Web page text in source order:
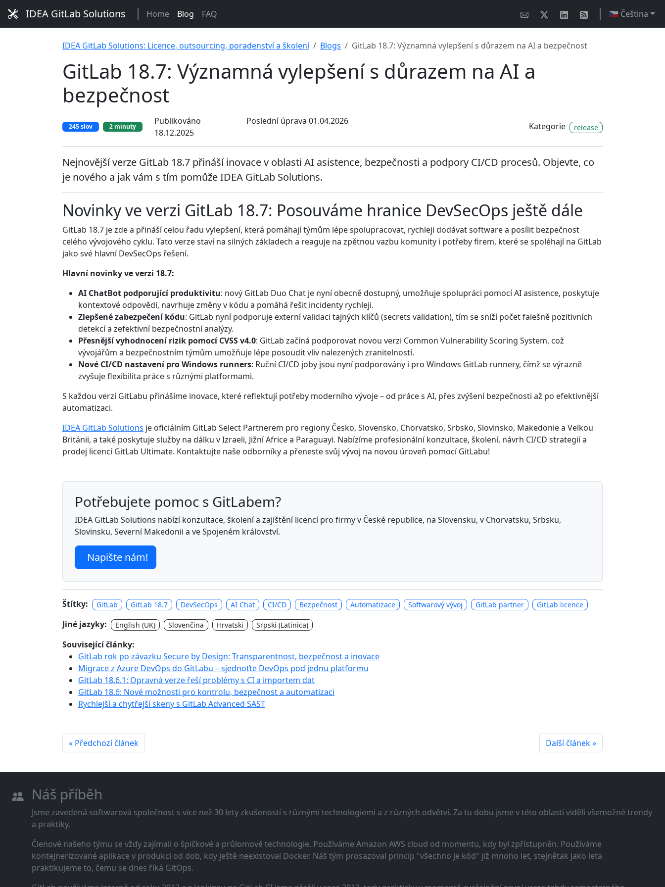
IDEA GitLab Solutions Home Blog FAQ 🇨🇿 Čeština
IDEA GitLab Solutions: Licence, outsourcing, poradenství a školení Blogs GitLab 18.7: Významná vylepšení s důrazem na AI a bezpečnost
GitLab 18.7: Významná vylepšení s důrazem na AI a
bezpečnost
245 slov 2 minuty
Publikováno
18.12.2025
Poslední úprava 01.04.2026
Kategorie release
Nejnovější verze GitLab 18.7 přináší inovace v oblasti AI asistence, bezpečnosti a podpory CI/CD procesů. Objevte, co
je nového a jak vám s tím pomůže IDEA GitLab Solutions.
Novinky ve verzi GitLab 18.7: Posouváme hranice DevSecOps ještě dále
GitLab 18.7 je zde a přináší celou řadu vylepšení, která pomáhají týmům lépe spolupracovat, rychleji dodávat software a posílit bezpečnost
celého vývojového cyklu. Tato verze staví na silných základech a reaguje na zpětnou vazbu komunity i potřeby firem, které se spoléhají na GitLab
jako své hlavní DevSecOps řešení.
Hlavní novinky ve verzi 18.7:
AI ChatBot podporující produktivitu: nový GitLab Duo Chat je nyní obecně dostupný, umožňuje spolupráci pomocí AI asistence, poskytuje
kontextové odpovědi, navrhuje změny v kódu a pomáhá řešit incidenty rychleji.
Zlepšené zabezpečení kódu: GitLab nyní podporuje externí validaci tajných klíčů (secrets validation), tím se sníží počet falešně pozitivních
detekcí a zefektivní bezpečnostní analýzy.
Přesnější vyhodnocení rizik pomocí CVSS v4.0: GitLab začíná podporovat novou verzi Common Vulnerability Scoring System, což
vývojářům a bezpečnostním týmům umožňuje lépe posoudit vliv nalezených zranitelností.
Nové CI/CD nastavení pro Windows runners: Ruční CI/CD joby jsou nyní podporovány i pro Windows GitLab runnery, čímž se výrazně
zvyšuje flexibilita práce s různými platformami.
S každou verzí GitLabu přinášíme inovace, které reflektují potřeby moderního vývoje – od práce s AI, přes zvýšení bezpečnosti až po efektivnější
automatizaci.
IDEA GitLab Solutions je oficiálním GitLab Select Partnerem pro regiony Česko, Slovensko, Chorvatsko, Srbsko, Slovinsko, Makedonie a Velkou
Británii, a také poskytuje služby na dálku v Izraeli, Jižní Africe a Paraguayi. Nabízíme profesionální konzultace, školení, návrh CI/CD strategií a
prodej licencí GitLab Ultimate. Kontaktujte naše odborníky a přeneste svůj vývoj na novou úroveň pomocí GitLabu!
Potřebujete pomoc s GitLabem?
IDEA GitLab Solutions nabízí konzultace, školení a zajištění licencí pro firmy v České republice, na Slovensku, v Chorvatsku, Srbsku,
Slovinsku, Severní Makedonii a ve Spojeném království.
Napište nám!
Štítky: GitLab GitLab 18.7 DevSecOps AI Chat CI/CD Bezpečnost Automatizace Softwarový vývoj GitLab partner GitLab licence
Jiné jazyky: English (UK) Slovenčina Hrvatski Srpski (Latinica)
Související články:
GitLab rok po závazku Secure by Design: Transparentnost, bezpečnost a inovace
Migrace z Azure DevOps do GitLabu – sjednoťte DevOps pod jednu platformu
GitLab 18.6.1: Opravná verze řeší problémy s CI a importem dat
GitLab 18.6: Nové možnosti pro kontrolu, bezpečnost a automatizaci
Rychlejší a chytřejší skeny s GitLab Advanced SAST
« Předchozí článek Další článek »
Náš příběh
Jsme zavedená softwarová společnost s více než 30 lety zkušeností s různými technologiemi a z různých odvětví. Za tu dobu jsme v této oblasti viděli všemožné trendy
a praktiky.
Členové našeho týmu se vždy zajímali o špičkové a průlomové technologie. Používáme Amazon AWS cloud od momentu, kdy byl zpřístupněn. Používáme
kontejnerizované aplikace v produkci od dob, kdy ještě neexistoval Docker. Náš tým prosazoval princip "všechno je kód" již mnoho let, stejnětak jako leta
praktikujeme to, čemu se dnes říká GitOps.